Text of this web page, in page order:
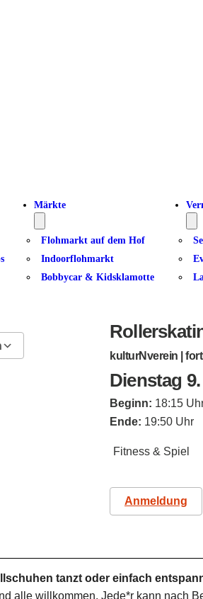
Märkte
Flohmarkt auf dem Hof
Indoorflohmarkt
Bobbycar & Kidsklamotte
kulturNverein |
Dienstag
Beginn: 18:15
Ende: 19:50 Uhr
Fitness & Spiel
Anmeldung
tanzt oder einfach
alle willkommen. Jede*r kann nach